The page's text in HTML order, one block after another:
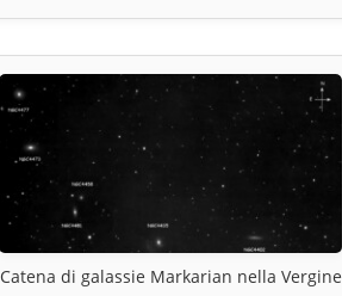
Catena di galassie Markarian nella Vergine